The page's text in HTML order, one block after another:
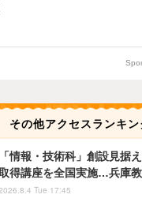
その他アクセスランキン
「情報・技術科」創設見据
得講座を全国実施…兵庫
Tue 17:45